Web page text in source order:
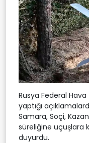
Rusya Federal Hava
yaptığı
Samara, Soçi,
süreliğine uçuşlara
duyurdu.